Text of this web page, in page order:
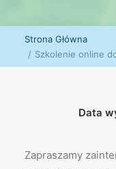
Wyszukiwanie
Strona Główna
Szkolenie online
Data
Zapraszamy